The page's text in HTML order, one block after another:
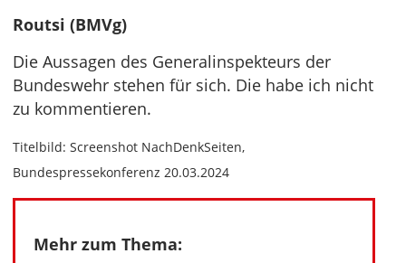
Routsi (BMVg)
Die Aussagen des Generalinspekteurs der
Bundeswehr stehen für sich. Die habe ich nicht
zu kommentieren.
Titelbild: Screenshot NachDenkSeiten,
Bundespressekonferenz 20.03.2024
Mehr zum Thema: